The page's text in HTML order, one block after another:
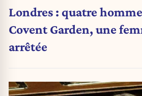
Londres : quatre
Covent Garden, une
arrêtée